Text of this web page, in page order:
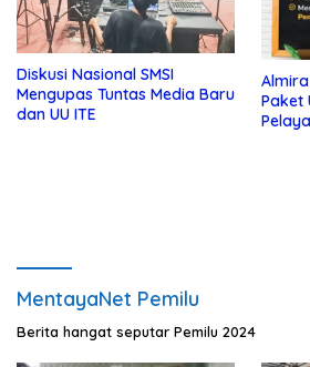
Diskusi Nasional SMSI
Mengupas Tuntas Media Baru
dan UU ITE
Paket
MentayaNet Pemilu
Berita hangat seputar Pemilu 2024